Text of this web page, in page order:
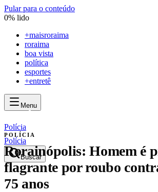
Pular para o conteúdo
0% lido
+maisroraima
roraima
boa vista
política
esportes
+entretê
Menu
maisroraima
mais
Polícia
Buscar
Polícia
POLÍCIA
Rorainópolis: Homem é
flagrante por roubo
75 anos